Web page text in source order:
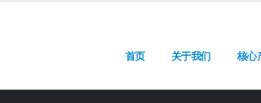
首页 关于我们 核心